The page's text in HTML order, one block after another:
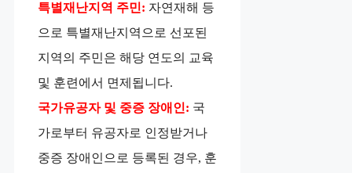
특별재난지역 주민: 자연재해 등
으로 특별재난지역으로 선포된
지역의 주민은 해당 연도의 교육
및 훈련에서 면제됩니다.
국가유공자 및 중증 장애인: 국
가로부터 유공자로 인정받거나
중증 장애인으로 등록된 경우, 훈